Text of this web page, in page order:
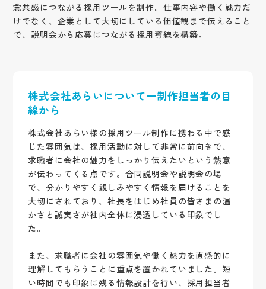
念共感につながる採用ツールを制作。仕事内容や働く魅力だ
けでなく、企業として大切にしている価値観まで伝えること
で、説明会から応募につながる採用導線を構築。
株式会社あらいについてー制作担当者の目
線から
株式会社あらい様の採用ツール制作に携わる中で感
じた雰囲気は、採用活動に対して非常に前向きで、
求職者に会社の魅力をしっかり伝えたいという熱意
が伝わってくる点です。合同説明会や説明会の場
で、分かりやすく親しみやすく情報を届けることを
大切にされており、社長をはじめ社員の皆さまの温
かさと誠実さが社内全体に浸透している印象でし
た。
また、求職者に会社の雰囲気や働く魅力を直感的に
理解してもらうことに重点を置かれていました。短
い時間でも印象に残る情報設計を行い、採用担当者